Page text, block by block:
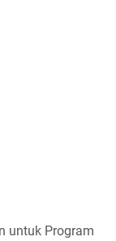
untuk Program